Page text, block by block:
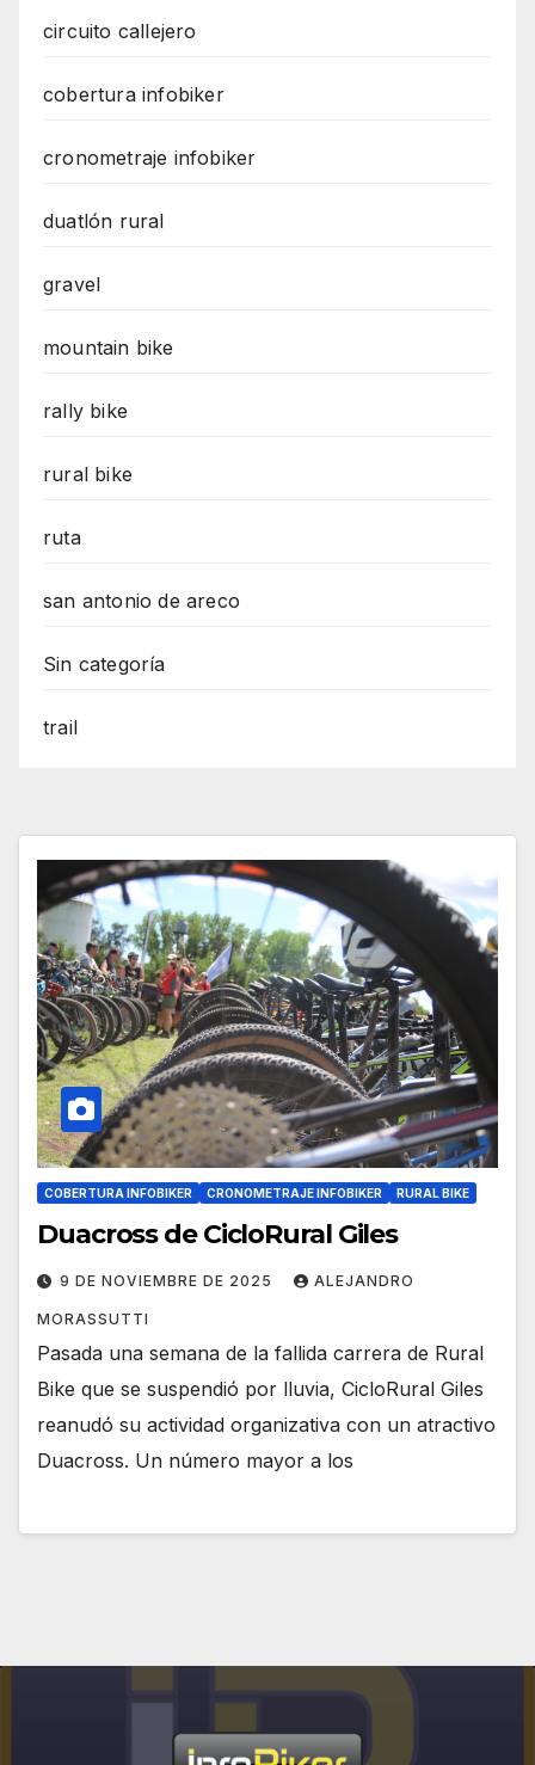
circuito callejero
cobertura infobiker
cronometraje infobiker
duatlón rural
gravel
mountain bike
rally bike
rural bike
ruta
san antonio de areco
Sin categoría
trail
COBERTURA INFOBIKER CRONOMETRAJE INFOBIKER RURAL BIKE
Duacross de CicloRural Giles
9 DE NOVIEMBRE DE 2025 ALEJANDRO
MORASSUTTI
Pasada una semana de la fallida carrera de Rural
Bike que se suspendió por lluvia, CicloRural Giles
reanudó su actividad organizativa con un atractivo
Duacross. Un número mayor a los